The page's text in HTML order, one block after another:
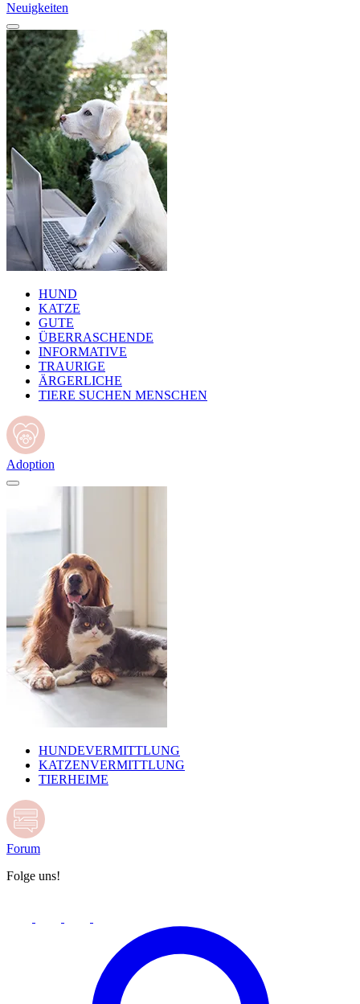
Neuigkeiten
HUND
KATZE
GUTE
ÜBERRASCHENDE
INFORMATIVE
TRAURIGE
ÄRGERLICHE
TIERE SUCHEN MENSCHEN
Adoption
HUNDEVERMITTLUNG
KATZENVERMITTLUNG
TIERHEIME
Forum
Folge uns!